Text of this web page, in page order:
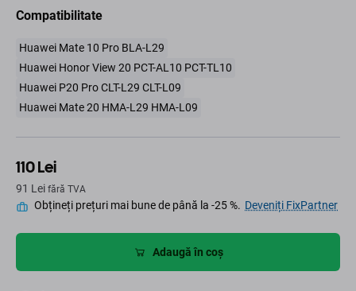
Compatibilitate
Huawei Mate 10 Pro BLA-L29
Huawei Honor View 20 PCT-AL10 PCT-TL10
Huawei P20 Pro CLT-L29 CLT-L09
Huawei Mate 20 HMA-L29 HMA-L09
110 Lei
91 Lei fără TVA
Obțineți prețuri mai bune de până la -25 %. Deveniți FixPartner
Adaugă în coș